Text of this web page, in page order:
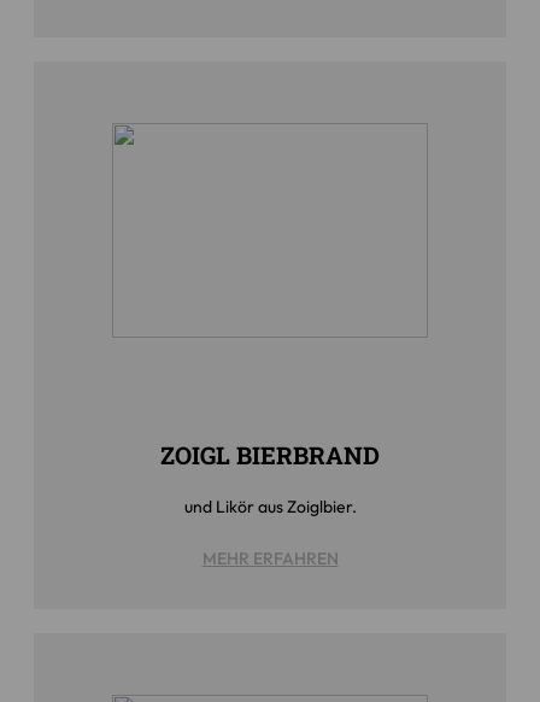
ZOIGL BIERBRAND
und Likör aus Zoiglbier.
MEHR ERFAHREN